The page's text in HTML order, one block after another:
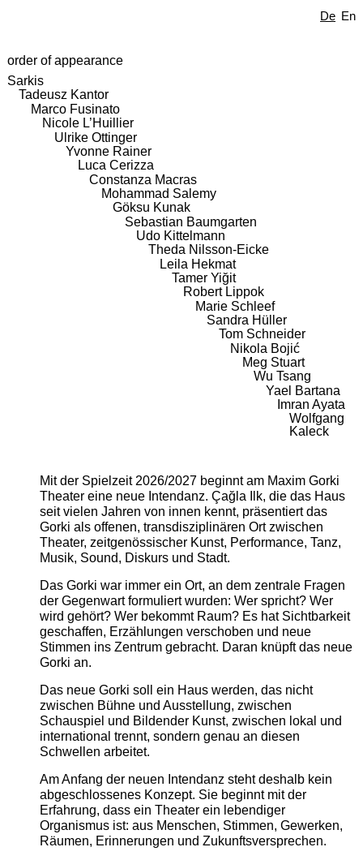
De En
order of appearance
Sarkis
Tadeusz Kantor
Marco Fusinato
Nicole L’Huillier
Ulrike Ottinger
Yvonne Rainer
Luca Cerizza
Constanza Macras
Mohammad Salemy
Göksu Kunak
Sebastian Baumgarten
Udo Kittelmann
Theda Nilsson-Eicke
Leila Hekmat
Tamer Yiğit
Robert Lippok
Marie Schleef
Sandra Hüller
Tom Schneider
Nikola Bojić
Meg Stuart
Wu Tsang
Yael Bartana
Imran Ayata
Wolfgang
Kaleck
Mit der Spielzeit 2026/2027 beginnt am Maxim Gorki
Theater eine neue Intendanz. Çağla Ilk, die das Haus
seit vielen Jahren von innen kennt, präsentiert das
Gorki als offenen, transdisziplinären Ort zwischen
Theater, zeitgenössischer Kunst, Performance, Tanz,
Musik, Sound, Diskurs und Stadt.
Das Gorki war immer ein Ort, an dem zentrale Fragen
der Gegenwart formuliert wurden: Wer spricht? Wer
wird gehört? Wer bekommt Raum? Es hat Sichtbarkeit
geschaffen, Erzählungen verschoben und neue
Stimmen ins Zentrum gebracht. Daran knüpft das neue
Gorki an.
Das neue Gorki soll ein Haus werden, das nicht
zwischen Bühne und Ausstellung, zwischen
Schauspiel und Bildender Kunst, zwischen lokal und
international trennt, sondern genau an diesen
Schwellen arbeitet.
Am Anfang der neuen Intendanz steht deshalb kein
abgeschlossenes Konzept. Sie beginnt mit der
Erfahrung, dass ein Theater ein lebendiger
Organismus ist: aus Menschen, Stimmen, Gewerken,
Räumen, Erinnerungen und Zukunftsversprechen.